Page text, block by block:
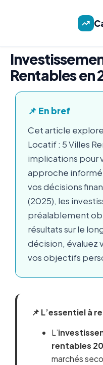
Rentables en
📌 En bref
Cet article
Locatif : 5 Villes
implications pour
approche
vos décisions
(2025), les
préalablement
résultats sur le
décision, évaluez
vos objectifs
📌 L’essentiel à
L’
rentables
marchés